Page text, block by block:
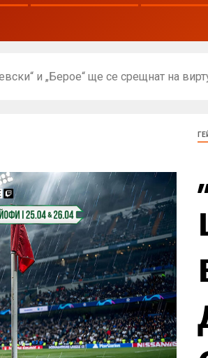
и „Берое“ ще се срещнат на